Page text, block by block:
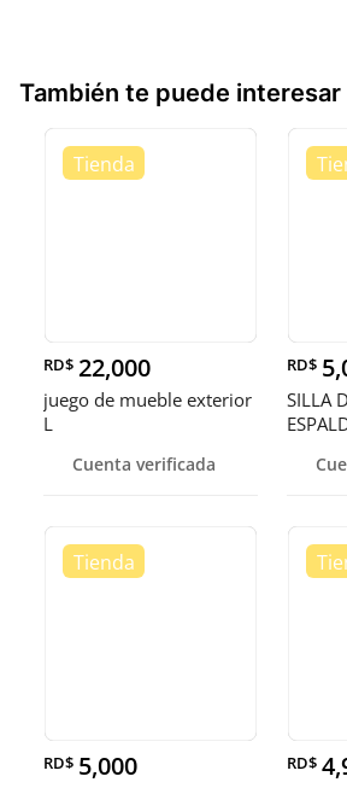
También te puede interesar
RD$ 22,000
juego de mueble exterior
L
Cuenta verificada
RD$
SILLA
RD$ 5,000 RD$